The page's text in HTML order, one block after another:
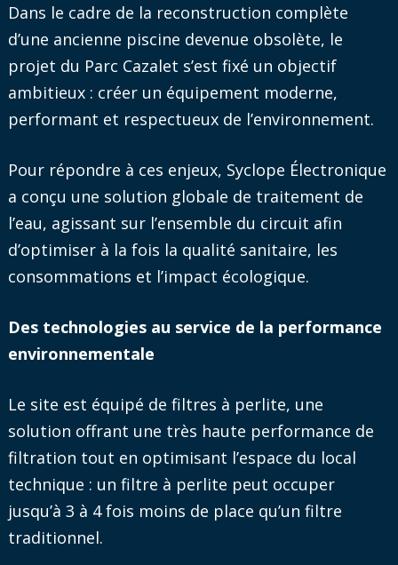
Dans le cadre de la reconstruction complète
d’une ancienne piscine devenue obsolète, le
projet du Parc Cazalet s’est fixé un objectif
ambitieux : créer un équipement moderne,
performant et respectueux de l’environnement.
Pour répondre à ces enjeux, Syclope Électronique
a conçu une solution globale de traitement de
l’eau, agissant sur l’ensemble du circuit afin
d’optimiser à la fois la qualité sanitaire, les
consommations et l’impact écologique.
Des technologies au service de la performance
environnementale
Le site est équipé de filtres à perlite, une
solution offrant une très haute performance de
filtration tout en optimisant l’espace du local
technique : un filtre à perlite peut occuper
jusqu’à 3 à 4 fois moins de place qu’un filtre
traditionnel.